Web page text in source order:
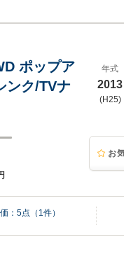
ポップア
ンク/TVナ
年式
2013
(H25)
お
： 5点（ 1件）